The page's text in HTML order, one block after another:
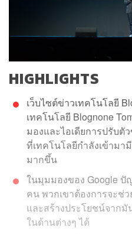
HIGHLIGHTS
เว็บไซต์ข่าวเทคโนโลยี
เทคโนโลยี Blognone
มองและไอเดียการปรับตั
ที่เทคโนโลยีกำลังเข้าม
มากขึ้น
ในมุมมองของ Google
คน พวกเขาต้องการจะช่
และสร้างประโยชน์จาก
ในด้านต่างๆ ได้